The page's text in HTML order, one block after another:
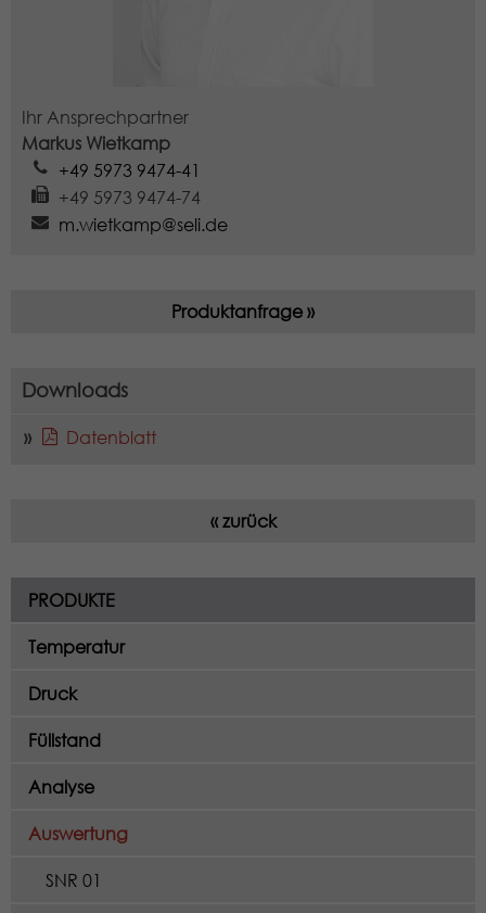
Ihr Ansprechpartner
Markus Wietkamp
+49 5973 9474-41
+49 5973 9474-74
m.wietkamp@seli.de
Produktanfrage »
Downloads
Datenblatt
« zurück
PRODUKTE
Temperatur
Druck
Füllstand
Analyse
Auswertung
SNR 01
Zweck
Dieser Cookie identifiziert die Besucher
nach Alter, Geschlecht oder Interessen
und nutzt dazu den DoubleClick des
Anzeigenplatzierung zu vereinfachen.
Laufzeit
Dies ist ein von Google Analytics
Identitätsnummer des Kontos oder der
bezieht. Es scheint eine Variation des
wird, um die von Google auf Websites